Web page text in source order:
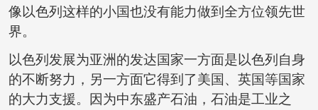
像以色列这样的小国也没有能力做到全方位领先世
界。
以色列发展为亚洲的发达国家一方面是以色列自身
的不断努力，另一方面它得到了美国、英国等国家
的大力支援。因为中东盛产石油，石油是工业之